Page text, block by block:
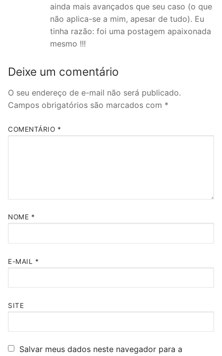
ainda mais avançados que seu caso (o que
não aplica-se a mim, apesar de tudo). Eu
tinha razão: foi uma postagem apaixonada
mesmo !!!
Deixe um comentário
O seu endereço de e-mail não será publicado.
Campos obrigatórios são marcados com *
COMENTÁRIO *
NOME *
E-MAIL *
SITE
Salvar meus dados neste navegador para a